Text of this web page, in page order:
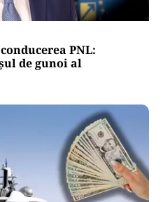
PNL:
de gunoi al